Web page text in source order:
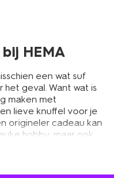
HEMA
een wat suf
het geval. Want wat is
maken met
lieve knuffel voor je
origineler cadeau kan
hobby, maar ook
voor een uitgebreid
wol en garen. Of je